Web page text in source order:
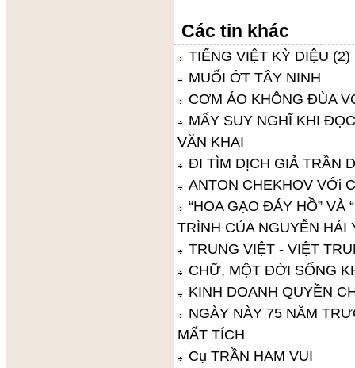
Các tin khác
TIẾNG VIỆT KỲ DIỆU
MUỐI ỚT TÂY NINH
CƠM ÁO KHÔNG ĐÙA
MẤY SUY NGHĨ KHI
VĂN KHAI
ĐI TÌM DỊCH GIẢ TRẦN
ANTON CHEKHOV VỚi
“HOA GẠO ĐÁY HỒ” VÀ
TRÌNH CỦA NGUYỄN
TRUNG VIỆT - VIỆT
CHỮ, MỘT ĐỜI SỐNG
KINH DOANH QUYỀN
NGÀY NÀY 75 NĂM
MẤT TÍCH
Cụ TRẦN HAM VUI